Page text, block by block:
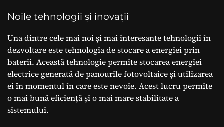
Noile tehnologii și inovații
Una dintre cele mai noi și mai interesante tehnologii în
dezvoltare este tehnologia de stocare a energiei prin
baterii. Această tehnologie permite stocarea energiei
electrice generată de panourile fotovoltaice și utilizarea
ei în momentul în care este nevoie. Acest lucru permite
o mai bună eficiență și o mai mare stabilitate a
sistemului.